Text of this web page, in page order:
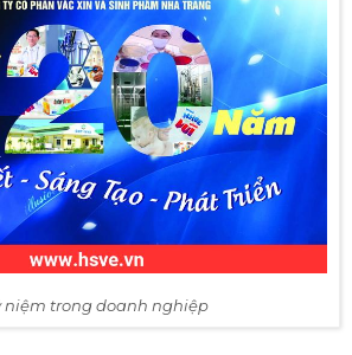
niệm trong doanh nghiệp